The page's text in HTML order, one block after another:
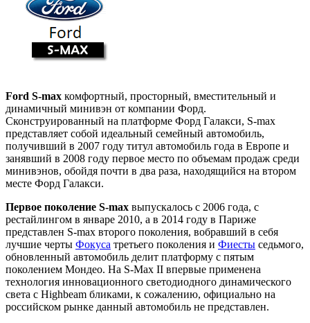
Ford S-max комфортный, просторный, вместительный и
динамичный минивэн от компании Форд.
Сконструированный на платформе Форд Галакси, S-max
представляет собой идеальный семейный автомобиль,
получивший в 2007 году титул автомобиль года в Европе и
занявший в 2008 году первое место по объемам продаж среди
минивэнов, обойдя почти в два раза, находящийся на втором
месте Форд Галакси.
Первое поколение S-max выпускалось с 2006 года, с
рестайлингом в январе 2010, а в 2014 году в Париже
представлен S-max второго поколения, вобравший в себя
лучшие черты Фокуса третьего поколения и Фиесты седьмого,
обновленный автомобиль делит платформу с пятым
поколением Мондео. На S-Max II впервые применена
технология инновационного светодиодного динамического
света с Highbeam бликами, к сожалению, официально на
российском рынке данный автомобиль не представлен.